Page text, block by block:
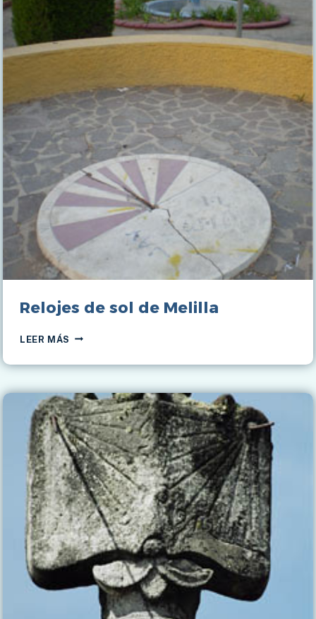
Relojes de sol de Melilla
LEER MÁS RELOJES
SOL
MELILLA